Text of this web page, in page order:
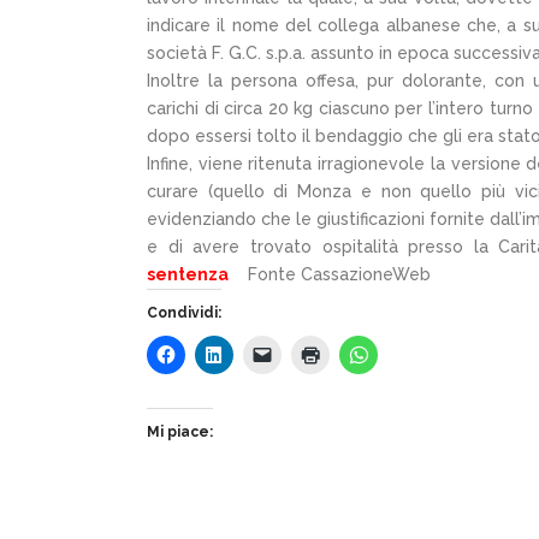
indicare il nome del collega albanese che, a
società F. G.C. s.p.a. assunto in epoca
Inoltre la persona offesa, pur dolorante,
carichi di circa 20 kg ciascuno per l’intero
dopo essersi tolto il bendaggio che gli era
Infine, viene ritenuta irragionevole la versione
curare (quello di Monza e non quello più
evidenziando che le giustificazioni fornite
e di avere trovato ospitalità presso la
sentenza Fonte CassazioneWeb
Condividi:
Mi piace: